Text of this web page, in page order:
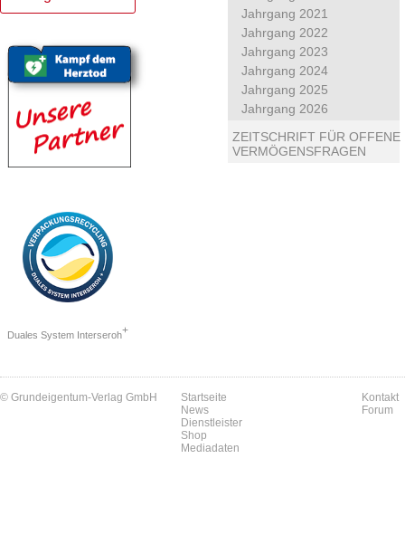
Duales System Interseroh+
Jahrgang 2021
Jahrgang 2022
Jahrgang 2023
Jahrgang 2024
Jahrgang 2025
Jahrgang 2026
ZEITSCHRIFT FÜR OFFENE
VERMÖGENSFRAGEN
© Grundeigentum-Verlag GmbH
Startseite
News
Dienstleister
Shop
Mediadaten
Kontakt
Forum